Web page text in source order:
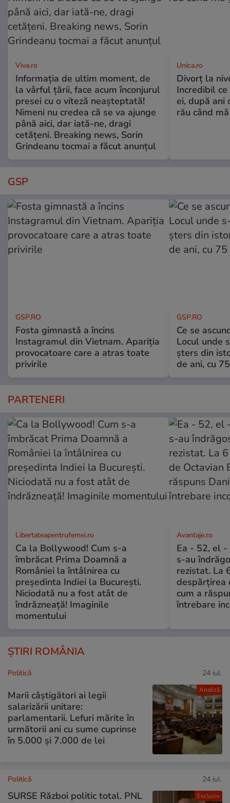
Viva.ro
Informația de ultim moment, de
la vârful țării, face acum înconjurul
presei cu o viteză neașteptată!
Nimeni nu credea că se va ajunge
până aici, dar iată-ne, dragi
cetățeni. Breaking news, Sorin
Grindeanu tocmai a făcut anunțul
Unica.ro
Divorț la
Incredibil
ei, după ani
rău când
GSP
GSP.RO
Fosta gimnastă a încins
Instagramul din Vietnam. Apariția
provocatoare care a atras toate
privirile
GSP.RO
Ce se
Locul unde
șters din
de ani, cu
PARTENERI
Libertateapentrufemei.ro
Ca la Bollywood! Cum s-a
îmbrăcat Prima Doamnă a
României la întâlnirea cu
președinta Indiei la București.
Niciodată nu a fost atât de
îndrăzneață! Imaginile
momentului
Avantaje.ro
Ea - 52, el -
s-au
rezistat. La
despărțirea
cum a
întrebare
ȘTIRI ROMÂNIA
Analiză
Politică 24 iul.
Marii câștigători ai legii
salarizării unitare:
parlamentarii. Lefuri mărite în
următorii ani cu sume cuprinse
în 5.000 și 7.000 de lei
Exclusiv
Politică 24 iul.
SURSE Război politic total. PNL